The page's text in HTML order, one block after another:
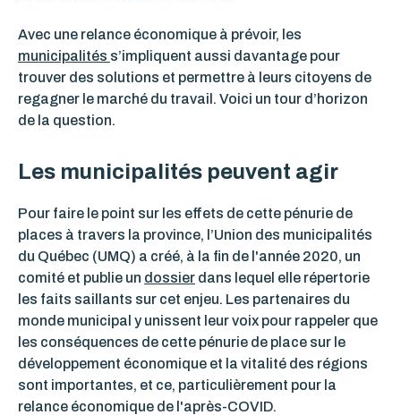
Avec une relance économique à prévoir, les
municipalités s’impliquent aussi davantage pour
trouver des solutions et permettre à leurs citoyens de
regagner le marché du travail. Voici un tour d’horizon
de la question.
Les municipalités peuvent agir
Pour faire le point sur les effets de cette pénurie de
places à travers la province, l’Union des municipalités
du Québec (UMQ) a créé, à la fin de l'année 2020, un
comité et publie un dossier dans lequel elle répertorie
les faits saillants sur cet enjeu. Les partenaires du
monde municipal y unissent leur voix pour rappeler que
les conséquences de cette pénurie de place sur le
développement économique et la vitalité des régions
sont importantes, et ce, particulièrement pour la
relance économique de l'après-COVID.